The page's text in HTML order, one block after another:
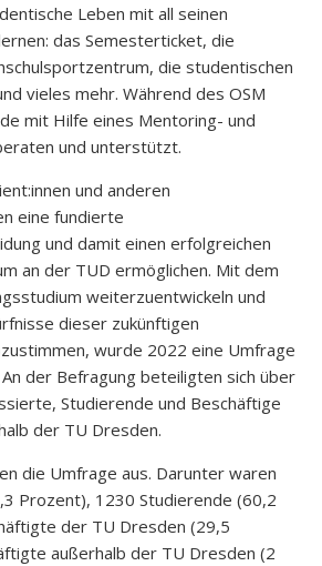
Leben mit all seinen
das Semesterticket, die
die studentischen
vieles mehr. Während des OSM
mit Hilfe eines Mentoring- und
und unterstützt.
und anderen
eine fundierte
und damit einen erfolgreichen
an der TUD ermöglichen. Mit dem
weiterzuentwickeln und
dieser zukünftigen
wurde 2022 eine Umfrage
der Befragung beteiligten sich über
Studierende und Beschäftige
der TU Dresden.
die Umfrage aus. Darunter waren
Prozent), 1230 Studierende (60,2
der TU Dresden (29,5
außerhalb der TU Dresden (2